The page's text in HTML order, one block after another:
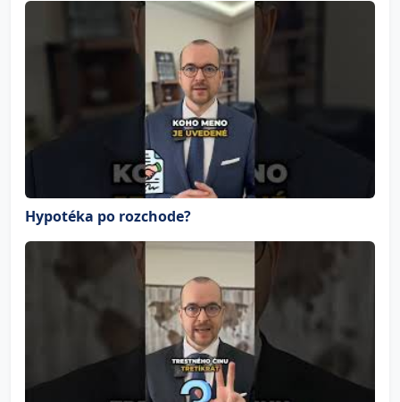
Hypotéka po rozchode?